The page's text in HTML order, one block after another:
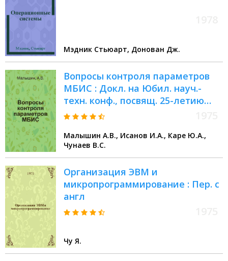
Мэдник Стьюарт, Донован Дж.
Вопросы контроля параметров
МБИС : Докл. на Юбил. науч.-
техн. конф., посвящ. 25-летию
Ин-та точной механики и
Малышин А.В., Исанов И.А., Каре Ю.А.,
Чунаев В.С.
Организация ЭВМ и
микропрограммирование : Пер. с
англ
Чу Я.